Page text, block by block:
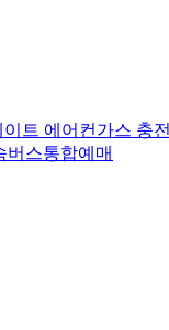
이트 에어컨가스 충
버스통합예매